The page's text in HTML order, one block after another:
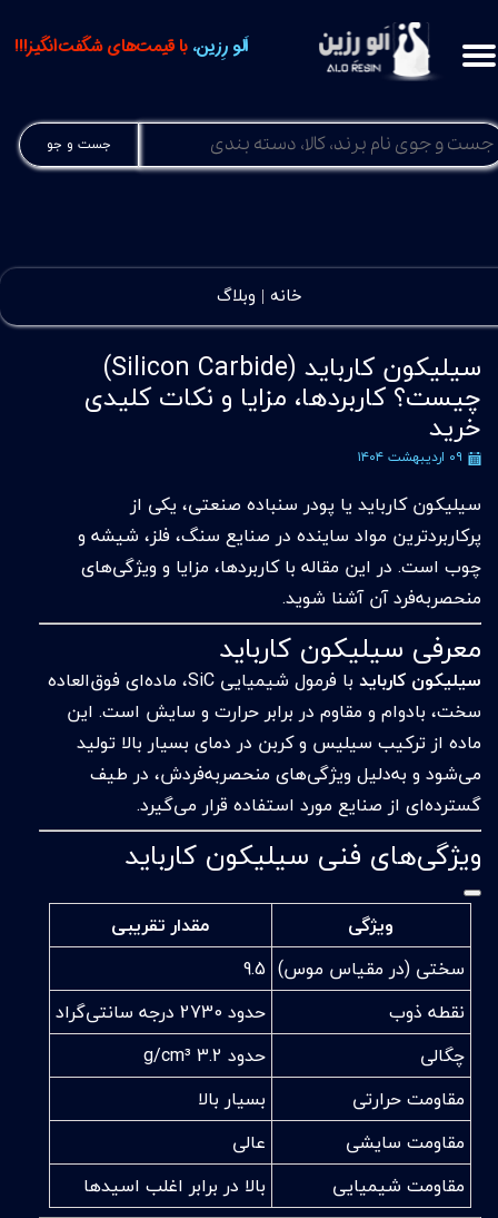
جست و جو
اَلو رِزین، با قیمت‌های شگفت‌انگیز!!!
خانه | وبلاگ
سیلیکون کارباید (Silicon Carbide)
چیست؟ کاربردها، مزایا و نکات کلیدی
خرید
۰۹ اردیبهشت ۱۴۰۴
سیلیکون کارباید یا پودر سنباده صنعتی، یکی از
پرکاربردترین مواد ساینده در صنایع سنگ، فلز، شیشه و
چوب است. در این مقاله با کاربردها، مزایا و ویژگی‌های
منحصربه‌فرد آن آشنا شوید.
معرفی سیلیکون کارباید
سیلیکون کارباید
با فرمول شیمیایی SiC، ماده‌ای فوق‌العاده
سخت، بادوام و مقاوم در برابر حرارت و سایش است. این
ماده از ترکیب سیلیس و کربن در دمای بسیار بالا تولید
می‌شود و به‌دلیل ویژگی‌های منحصربه‌فردش، در طیف
گسترده‌ای از صنایع مورد استفاده قرار می‌گیرد.
ویژگی‌های فنی سیلیکون کارباید
ویژگی
مقدار تقریبی
سختی (در مقیاس موس) 9.5
نقطه ذوب
حدود 2730 درجه سانتی‌گراد
چگالی
حدود 3.2 g/cm³
مقاومت حرارتی
بسیار بالا
مقاومت سایشی
عالی
مقاومت شیمیایی
بالا در برابر اغلب اسیدها